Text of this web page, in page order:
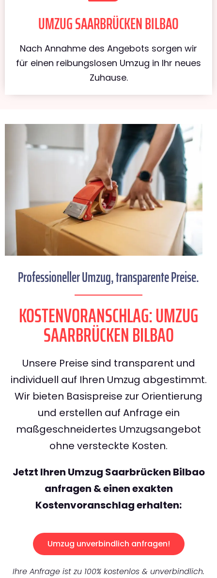
UMZUG SAARBRÜCKEN BILBAO
Nach Annahme des Angebots sorgen wir
für einen reibungslosen Umzug in Ihr neues
Zuhause.
Professioneller Umzug, transparente Preise.
KOSTENVORANSCHLAG: UMZUG
SAARBRÜCKEN BILBAO
Unsere Preise sind transparent und
individuell auf Ihren Umzug abgestimmt.
Wir bieten Basispreise zur Orientierung
und erstellen auf Anfrage ein
maßgeschneidertes Umzugsangebot
ohne versteckte Kosten.
Jetzt Ihren Umzug Saarbrücken Bilbao
anfragen & einen exakten
Kostenvoranschlag erhalten:
Umzug unverbindlich anfragen!
Ihre Anfrage ist zu 100% kostenlos & unverbindlich.